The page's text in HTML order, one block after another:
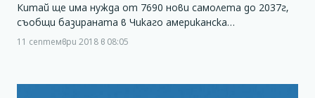
Китай ще има нужда от 7690 нови самолета до 2037г,
съобщи базираната в Чикаго американска…
11 септември 2018 в 08:05